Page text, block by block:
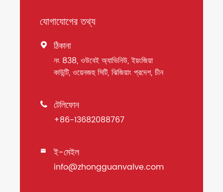
যোগাযোগের তথ্য
 ঠিকানা
নং 838, ওউবেই অ্যাভিনিউ, ইয়ংজিয়া
কাউন্টি, ওয়েনজহু সিটি, ঝিজিয়াং প্রদেশ, চীন
 টেলিফোন
+86-13682088767
 ই-মেইল
info@zhongguanvalve.com